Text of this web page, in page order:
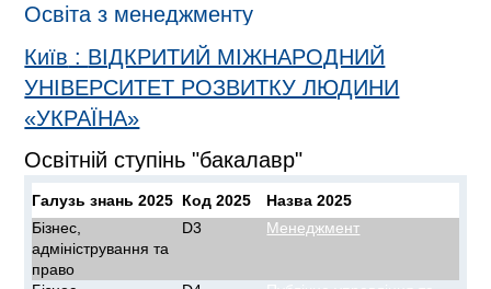
Освіта з менеджменту
Київ : ВІДКРИТИЙ МІЖНАРОДНИЙ
УНІВЕРСИТЕТ РОЗВИТКУ ЛЮДИНИ
«УКРАЇНА»
Освітній ступінь "бакалавр"
Галузь знань 2025 Код 2025
Назва 2025
Бізнес,
адміністрування та
право
D3 Менеджмент